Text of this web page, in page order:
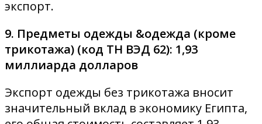
экспорт.
9. Предметы одежды &одежда (кроме
трикотажа) (код ТН ВЭД 62): 1,93
миллиарда долларов
Экспорт одежды без трикотажа вносит
значительный вклад в экономику Египта,